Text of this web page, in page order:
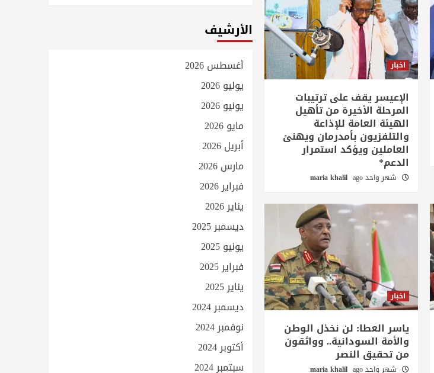
اخبار
الإعيسر يقف على ترتيبات
المرحلة الأخيرة من تأهيل
الهيئة العامة للإذاعة
والتلفزيون بأمدرمان ويهنئ
العاملين ويؤكد استمرار
الدعم*
شهر واحد ago maria khalil
اخبار
ياسر العطا: لن نخذل الوطن
والأمة السودانية.. وواثقون
من تحقيق النصر
شهر واحد ago maria khalil
الأرشيف
أغسطس 2026
يوليو 2026
يونيو 2026
مايو 2026
أبريل 2026
مارس 2026
فبراير 2026
يناير 2026
ديسمبر 2025
يونيو 2025
فبراير 2025
يناير 2025
ديسمبر 2024
نوفمبر 2024
أكتوبر 2024
سبتمبر 2024